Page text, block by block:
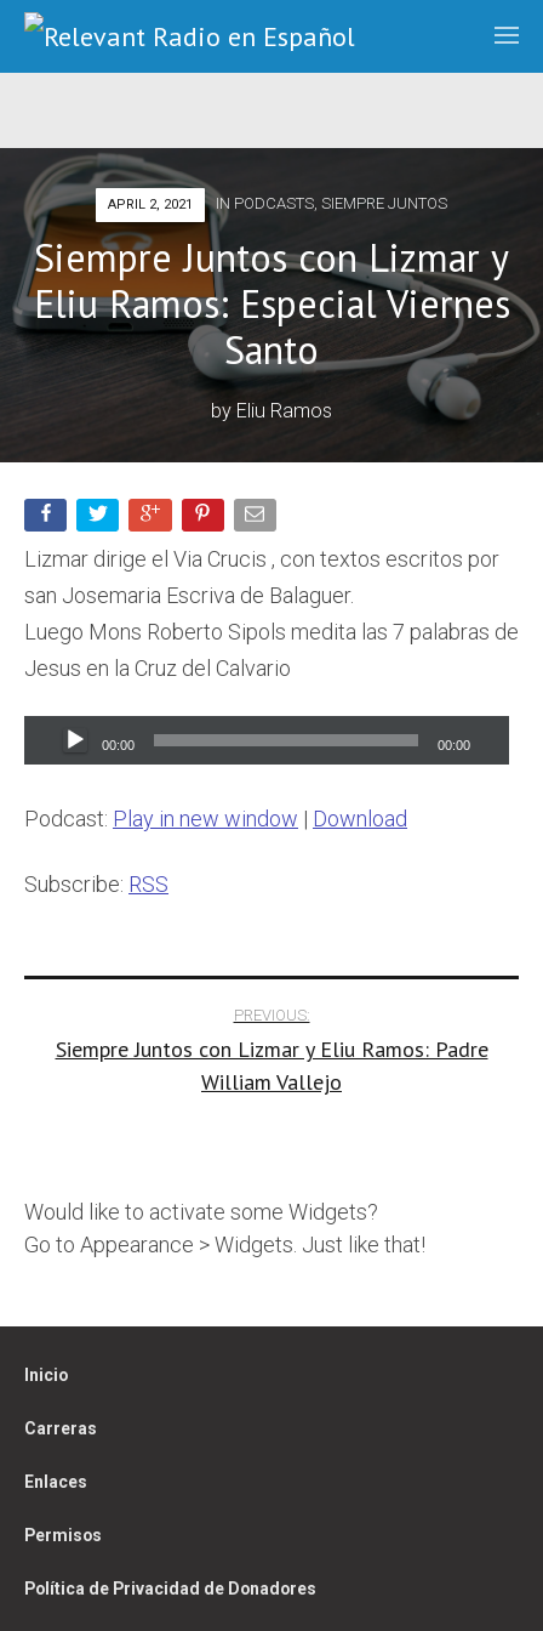
APRIL 2, 2021 IN PODCASTS, SIEMPRE JUNTOS
Siempre Juntos con Lizmar y
Eliu Ramos: Especial Viernes
Santo
by Eliu Ramos
Lizmar dirige el Via Crucis , con textos escritos por
san Josemaria Escriva de Balaguer.
Luego Mons Roberto Sipols medita las 7 palabras de
Jesus en la Cruz del Calvario
Audio
Player
00:00 00:00
Podcast: Play in new window | Download
Subscribe: RSS
navigation
PREVIOUS:
Siempre Juntos con Lizmar y Eliu Ramos: Padre
William Vallejo
Would like to activate some Widgets?
Go to Appearance > Widgets. Just like that!
Inicio
Carreras
Enlaces
Permisos
Política de Privacidad de Donadores